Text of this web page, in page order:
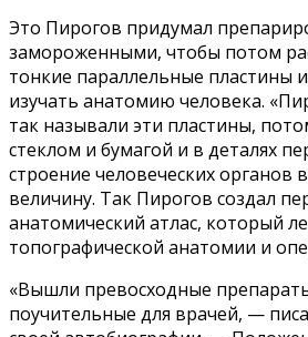
Это Пирогов придумал
замороженными, чтобы потом
тонкие параллельные пластины
изучать анатомию человека.
так называли эти пластины,
стеклом и бумагой и в деталях
строение человеческих органов
величину. Так Пирогов создал
анатомический атлас, который
топографической анатомии и
«Вышли превосходные
поучительные для врачей, —